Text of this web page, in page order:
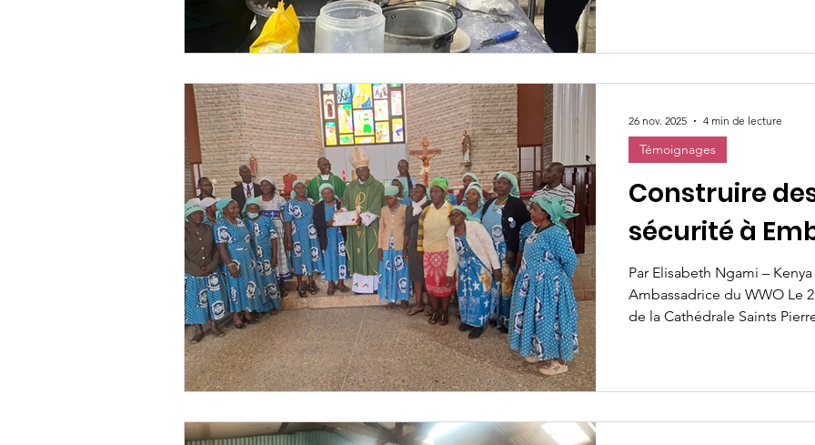
d'espaces d'hébergement
compassion conc
Construire
sécurité à
Par Elisabeth Ngami – Kenya Community Manager et
Ambassadrice du WWO Le
de la Cathédrale Saints
familles grâce à une
Témoignages
26 nov. 2025 4 min de lecture